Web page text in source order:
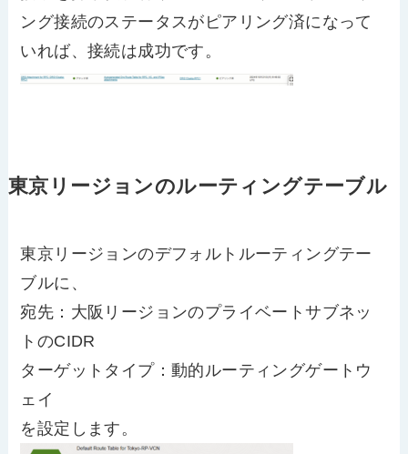
ング接続のステータスがピアリング済になって
いれば、接続は成功です。
東京リージョンのルーティングテーブル
東京リージョンのデフォルトルーティングテー
ブルに、
宛先：大阪リージョンのプライベートサブネッ
トのCIDR
ターゲットタイプ：動的ルーティングゲートウ
ェイ
を設定します。